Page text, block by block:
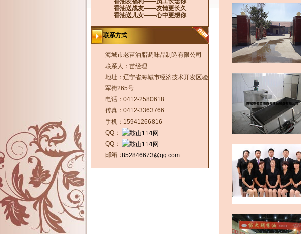
香油送战友——友情更长久
香油送儿女——心中更想你
联系方式
海城市老苗油脂调味品制造有限公司
联系人：苗经理
地址：辽宁省海城市经济技术开发区验
军街265号
电话：0412-2580618
传真：0412-3363766
手机：15941266816
QQ：
QQ：
邮箱：852846673@qq.com